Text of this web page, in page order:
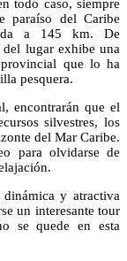
todo caso, siempre
paraíso del Caribe
a 145 km. De
del lugar exhibe una
provincial que lo ha
pesquera.
encontrarán que el
silvestres, los
del Mar Caribe.
para olvidarse de
y atractiva
un interesante tour
se quede en esta